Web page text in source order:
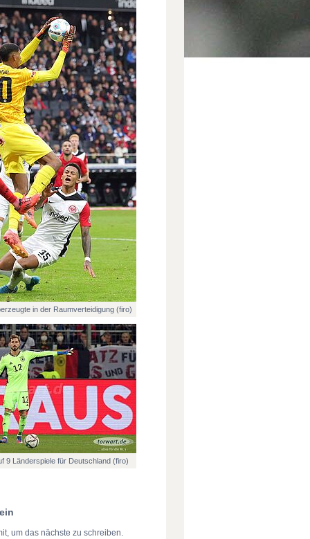
in der Raumverteidigung (firo)
9 Länderspiele für Deutschland (firo)
um das nächste zu schreiben.